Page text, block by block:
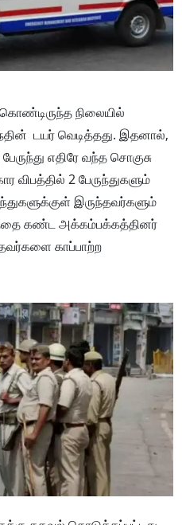
நிலையில்
டயர் வெடித்தது. இதனால்,
எதிரே வந்த சொகுசு
விபத்தில் 2 பேருந்துகளும்
இருந்தவர்களும்
கண்ட அக்கம்பக்கத்தினர்
காப்பாற்ற